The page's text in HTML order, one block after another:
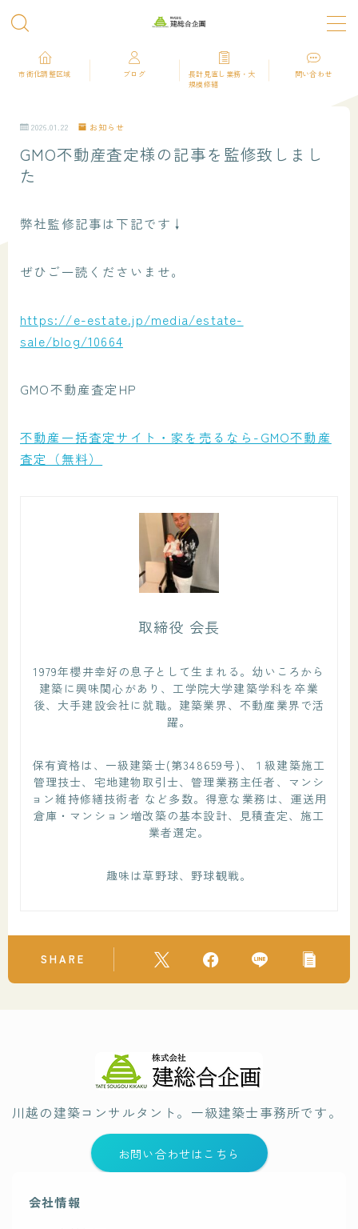
MENU
事業紹介
工事監理・CM・業者選定補助業務
建築士事務所の仕事とは
顧問建築士サービス
業務料
ブログ
お問い合わせ
市街化調整区域 ブログ
長計見直し業務・大
規模修繕
問い合わせ
2026.01.22 お知らせ
GMO不動産査定様の記事を監修致しまし
た
弊社監修記事は下記です↓
ぜひご一読くださいませ。
https://e-estate.jp/media/estate-
sale/blog/10664
GMO不動産査定HP
不動産一括査定サイト・家を売るなら-GMO不動産
査定（無料）
取締役 会長
1979年櫻井幸好の息子として生まれる。幼いころから
建築に興味関心があり、工学院大学建築学科を卒業
後、大手建設会社に就職。建築業界、不動産業界で活
躍。
保有資格は、一級建築士(第348659号)、１級建築施工
管理技士、宅地建物取引士、管理業務主任者、マンシ
ョン維持修繕技術者 など多数。得意な業務は、運送用
倉庫・マンション増改築の基本設計、見積査定、施工
業者選定。
趣味は草野球、野球観戦。
SHARE
川越の建築コンサルタント。一級建築士事務所です。
お問い合わせはこちら
会社情報